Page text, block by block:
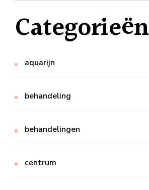
Categorieën
aquarijn
behandeling
behandelingen
centrum